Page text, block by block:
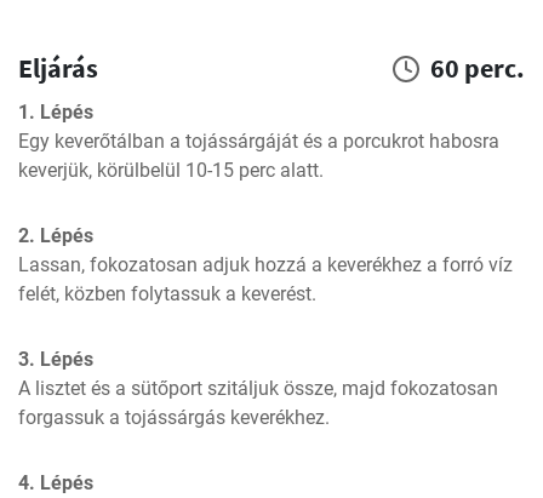
Eljárás 60 perc.
1. Lépés
Egy keverőtálban a tojássárgáját és a porcukrot habosra
keverjük, körülbelül 10-15 perc alatt.
2. Lépés
Lassan, fokozatosan adjuk hozzá a keverékhez a forró víz
felét, közben folytassuk a keverést.
3. Lépés
A lisztet és a sütőport szitáljuk össze, majd fokozatosan
forgassuk a tojássárgás keverékhez.
4. Lépés